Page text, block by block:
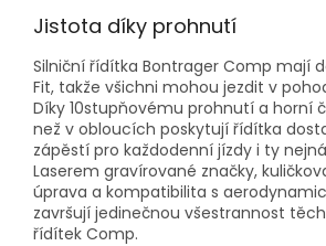
Jistota díky prohnutí
Silniční řídítka Bontrager Comp mají
Fit, takže všichni mohou jezdit v
Díky 10stupňovému prohnutí a horní
než v obloucích poskytují řídítka
zápěstí pro každodenní jízdy i ty
Laserem gravírované značky,
úprava a kompatibilita s
završují jedinečnou všestrannost
řídítek Comp.